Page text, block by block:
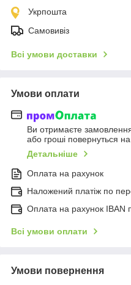
Укрпошта
Самовивіз
Всі умови доставки
Умови оплати
Ви отримаєте
або гроші повернуться
Детальніше
Оплата на рахунок
Наложений платіж по
Оплата на рахунок IBAN
Всі умови оплати
Умови повернення